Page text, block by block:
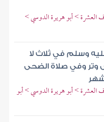
العشرة > أبو هريرة الدوسي >
وسلم في ثلاث لا
وتر وفي صلاة الضحى
العشرة > أبو هريرة الدوسي > أبو